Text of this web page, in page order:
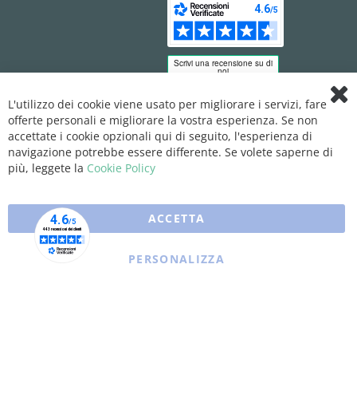
L'utilizzo dei cookie viene usato per migliorare i servizi, fare
offerte personali e migliorare la vostra esperienza. Se non
accettate i cookie opzionali qui di seguito, l'esperienza di
navigazione potrebbe essere differente. Se volete saperne di
più, leggete la Cookie Policy
ACCETTA
PERSONALIZZA